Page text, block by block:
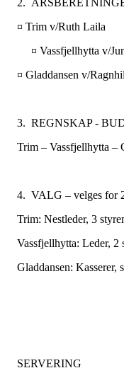
2.
¤ Trim v/Ruth Laila
¤ Vassfjellhytta v/
¤ Gladdansen v/
3. REGNSKAP -
Trim – Vassfjellhytta –
4. VALG – velges for
Trim: Nestleder, 3
Vassfjellhytta: Leder, 2
Gladdansen: Kasserer,
SERVERING